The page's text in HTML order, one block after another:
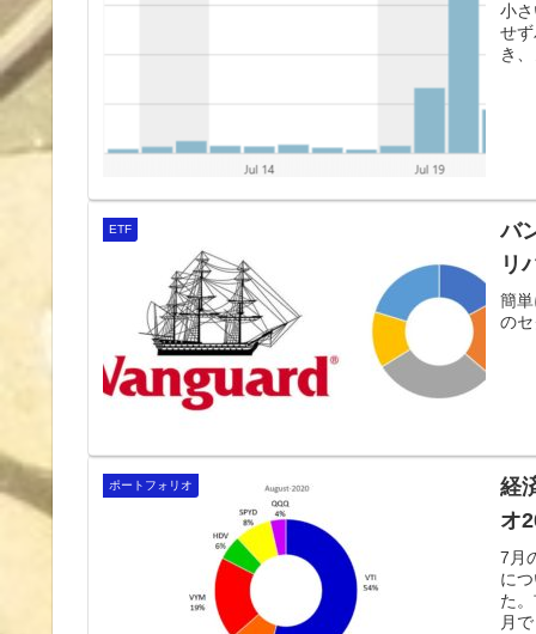
小
せ
き
ETF
バ
リ
簡
の
ポートフォリオ
経
オ
7月
に
た
月